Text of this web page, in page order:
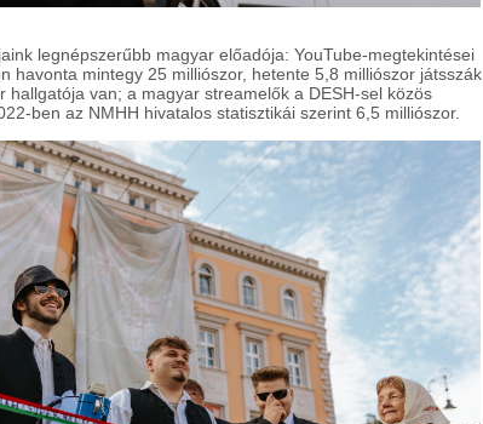
legnépszerűbb magyar előadója: YouTube-megtekintései
havonta mintegy 25 milliószor, hetente 5,8 milliószor játsszák
van; a magyar streamelők a DESH-sel közös
ben az NMHH hivatalos statisztikái szerint 6,5 milliószor.